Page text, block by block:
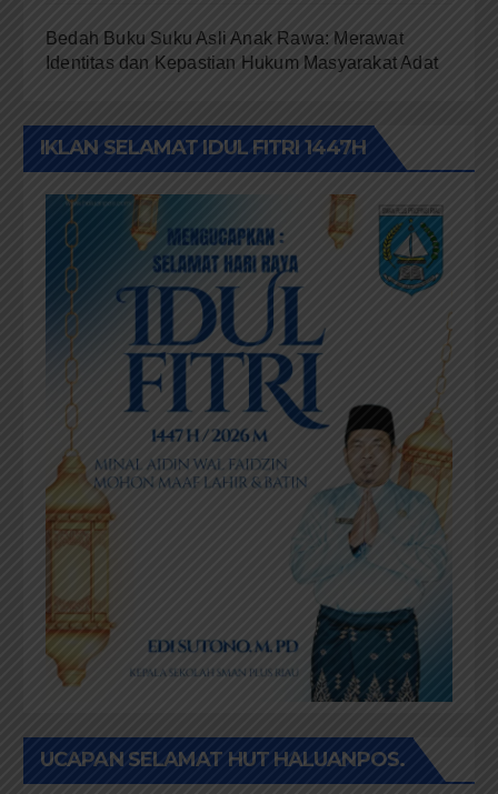
Bedah Buku Suku Asli Anak Rawa: Merawat
Identitas dan Kepastian Hukum Masyarakat Adat
IKLAN SELAMAT IDUL FITRI 1447H
UCAPAN SELAMAT HUT HALUANPOS.